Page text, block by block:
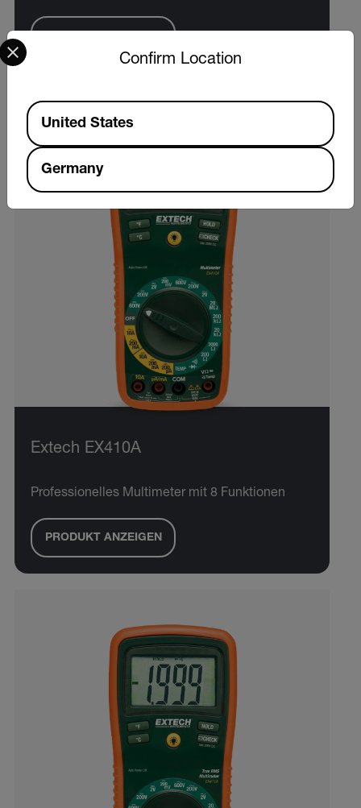
Extech EX410A
Professionelles Multimeter mit 8 Funktionen
PRODUKT ANZEIGEN
Confirm Location
Select your preferred country and language from the
Available Locations
United States
Germany